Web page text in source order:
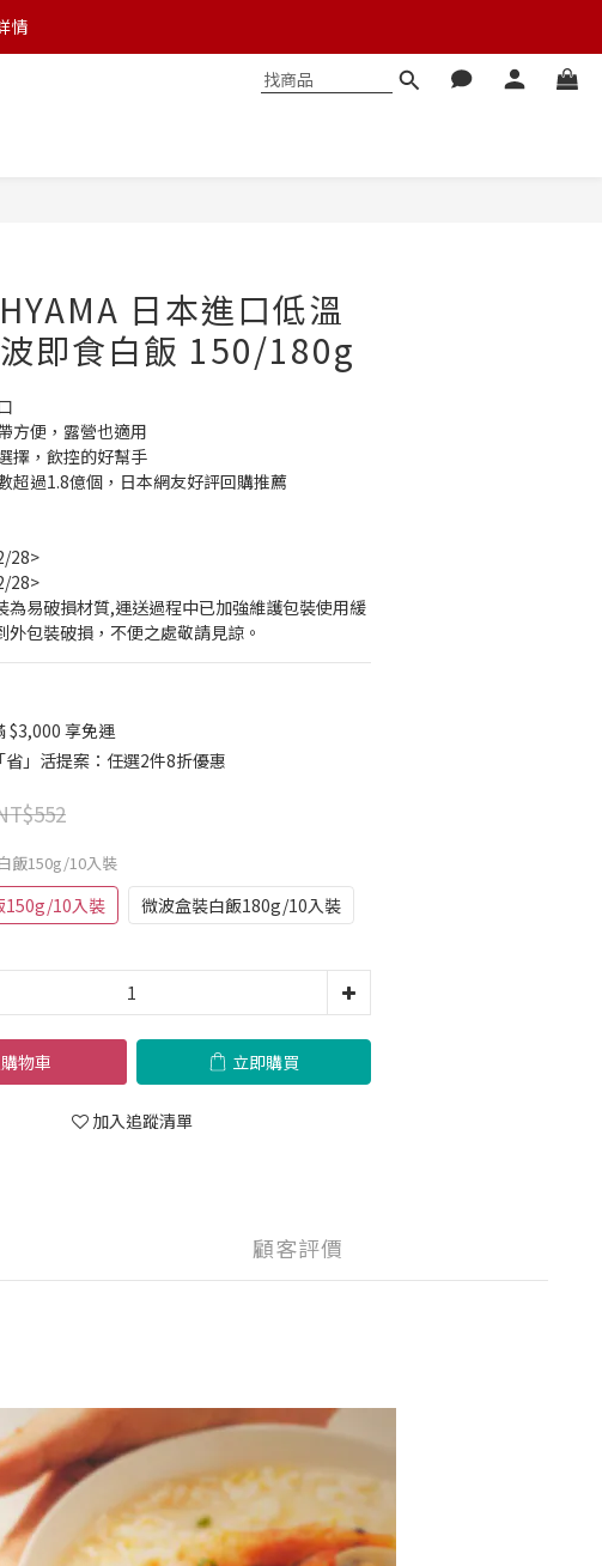
情
日本進口低溫
即食白飯 150/180g
方便，露營也適用
擇，飲控的好幫手
超過1.8億個，日本網友好評回購推薦
28>
28>
易破損材質,運送過程中已加強維護包裝使用緩
外包裝破損，不便之處敬請見諒。
$3,000 享免運
省」活提案：任選2件8折優惠
飯150g/10入裝
150g/10入裝 微波盒裝白飯180g/10入裝
物車 立即購買
加入追蹤清單
顧客評價